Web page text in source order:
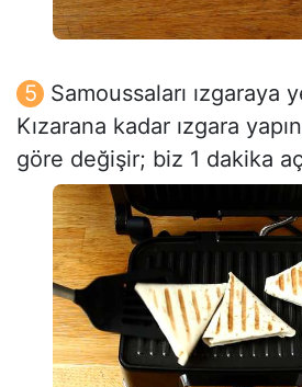
Samoussaları ızgaraya
Kızarana kadar ızgara
göre değişir; biz 1 dakika